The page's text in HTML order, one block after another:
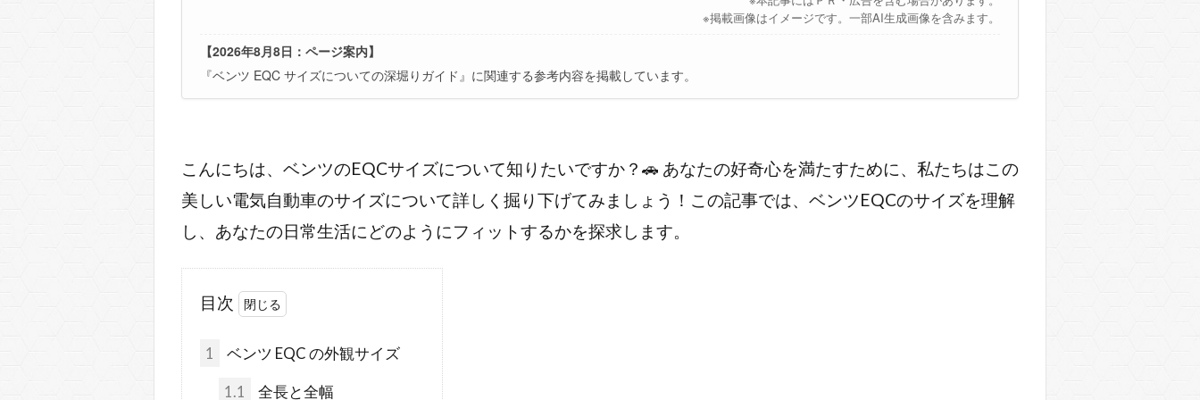
※掲載画像はイメージです。一部AI生成画像を含みます。
【2026年8月8日：ページ案内】
『ベンツ EQC サイズについての深堀りガイド』に関連する参考内容を掲載しています。
こんにちは、ベンツのEQCサイズについて知りたいですか？🚗 あなたの好奇心を満たすために、私たちはこの
美しい電気自動車のサイズについて詳しく掘り下げてみましょう！この記事では、ベンツEQCのサイズを理解
し、あなたの日常生活にどのようにフィットするかを探求します。
目次
1 ベンツ EQC の外観サイズ
1.1 全長と全幅